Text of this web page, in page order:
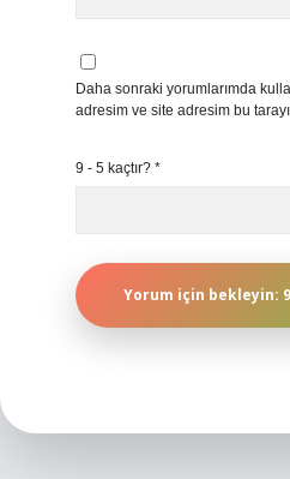
Daha sonraki yorumlarımda
adresim ve site adresim bu
9 - 5 kaçtır? *